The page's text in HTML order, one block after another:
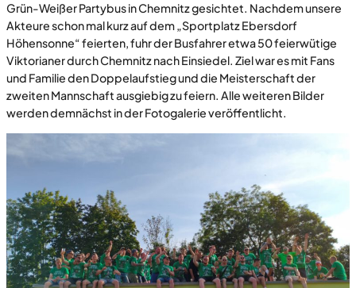
Grün-Weißer Partybus in Chemnitz gesichtet. Nachdem unsere
Akteure schon mal kurz auf dem „Sportplatz Ebersdorf
Höhensonne“ feierten, fuhr der Busfahrer etwa 50 feierwütige
Viktorianer durch Chemnitz nach Einsiedel. Ziel war es mit Fans
und Familie den Doppelaufstieg und die Meisterschaft der
zweiten Mannschaft ausgiebig zu feiern. Alle weiteren Bilder
werden demnächst in der Fotogalerie veröffentlicht.